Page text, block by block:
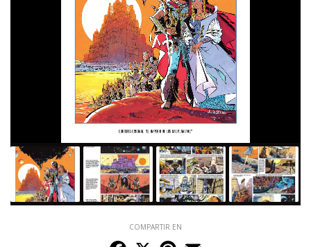
COMPARTIR EN
Facebook
X Pinterest